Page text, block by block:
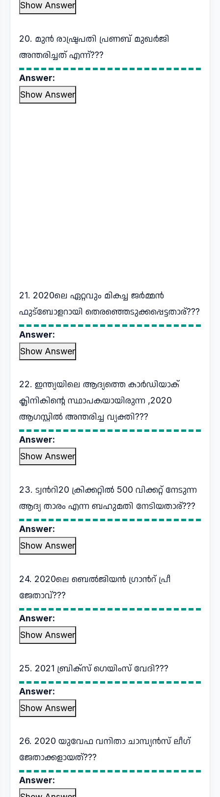
Show Answer
20. മുൻ രാഷ്ട്രപതി പ്രണബ് മുഖർജി
അന്തരിച്ചത് എന്ന്???
Answer:
Show Answer
21. 2020ലെ ഏറ്റവും മികച്ച ജർമ്മൻ
ഫുട്ബോളറായി തെരഞ്ഞെടുക്കപ്പെട്ടതാര്???
Answer:
Show Answer
22. ഇന്ത്യയിലെ ആദ്യത്തെ കാർഡിയാക്
ക്ലിനികിൻ്റെ സ്ഥാപകയായിരുന്ന ,2020
ആഗസ്റ്റിൽ അന്തരിച്ച വ്യക്തി???
Answer:
Show Answer
23. ട്വൻറി20 ക്രിക്കറ്റിൽ 500 വിക്കറ്റ് നേടുന്ന
ആദ്യ താരം എന്ന ബഹുമതി നേടിയതാര്???
Answer:
Show Answer
24. 2020ലെ ബെൽജിയൻ ഗ്രാൻറ് പ്രീ
ജേതാവ്???
Answer:
Show Answer
25. 2021 ബ്രിക്സ് ഗെയിംസ് വേദി???
Answer:
Show Answer
26. 2020 യുവേഫ വനിതാ ചാമ്പ്യൻസ് ലീഗ്
ജേതാക്കളായത്???
Answer: